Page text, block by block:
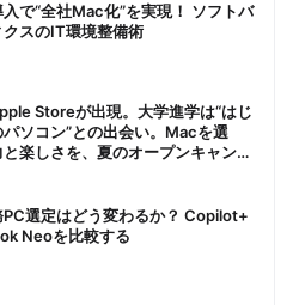
で“全社Mac化”を実現！ ソフトバ
クスのIT環境整備術
Storeが出現。大学進学は“はじ
ソコン”との出会い。Macを選
楽しさを、夏のオープンキャンパ
選定はどう変わるか？ Copilot+
Neoを比較する